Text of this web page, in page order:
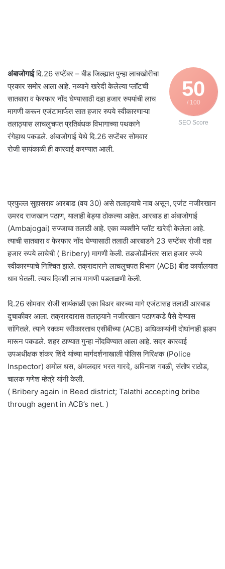
50
/ 100
SEO Score
अंबाजोगाईदि.26 सप्टेंबर – बीड जिल्ह्यात पुन्हा लाचखोरीचा
प्रकार समोर आला आहे. नव्याने खरेदी केलेल्या प्लॉटची
सातबारा व फेरफार नोंद घेण्यासाठी दहा हजार रुपयांची लाच
मागणी करून एजंटामार्फत सात हजार रुपये स्वीकारणाऱ्या
तलाठ्यास लाचलुचपत प्रतिबंधक विभागाच्या पथकाने
रंगेहाथ पकडले. अंबाजोगाई येथे दि.26 सप्टेंबर सोमवार
रोजी सायंकाळी ही कारवाई करण्यात आली.
प्रफुल्ल सुहासराव आरबाड (वय 30) असे तलाठ्याचे नाव असून, एजंट नजीरखान
उमरद राजखान पठाण, यालाही बेड्या ठोकल्या आहेत. आरबाड हा अंबाजोगाई
(Ambajogai) सज्जाचा तलाठी आहे. एका व्यक्तीने प्लॉट खरेदी केलेला आहे.
त्याची सातबारा व फेरफार नोंद घेण्यासाठी तलाठी आरबाडने 23 सप्टेंबर रोजी दहा
हजार रुपये लाचेची ( Bribery) मागणी केली. तडजोडीनंतर सात हजार रुपये
स्वीकारण्याचे निश्चित झाले. तक्रादाराने लाचलुचपत विभाग (ACB) बीड कार्यालयात
धाव घेतली. त्याच दिवशी लाच मागणी पडताळणी केली.
दि.26 सोमवार रोजी सायंकाळी एका बिअर बारच्या मागे एजंटासह तलाठी आरबाड
दुचाकीवर आला. तक्रारदारास तलाठ्याने नजीरखान पठाणकडे पैसे देण्यास
सांगितले. त्याने रक्कम स्वीकारताच एसीबीच्या (ACB) अधिकाऱ्यांनी दोघांनाही झडप
मारून पकडले. शहर ठाण्यात गुन्हा नोंदविण्यात आला आहे. सदर कारवाई
उपअधीक्षक शंकर शिंदे यांच्या मार्गदर्शनाखाली पोलिस निरिक्षक (Police
Inspector) अमोल धस, अंमलदार भरत गारदे, अविनाश गवळी, संतोष राठोड,
चालक गणेश म्हेत्रे यांनी केली.
( Bribery again in Beed district; Talathi accepting bribe
through agent in ACB’s net. )